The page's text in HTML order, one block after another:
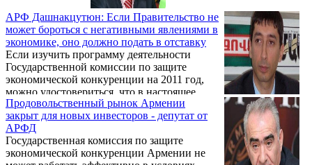
АРФ Дашнакцутюн: Если Правительство не
может бороться с негативными явлениями в
экономике, оно должно подать в отставку
Если изучить программу деятельности
Государственной комиссии по защите
экономической конкуренции на 2011 год,
можно удостовериться, что в настоящее
время в 7 из 12 изученных рынков Армении
наблюдается высокая концентрация, в
частности, на рынке сахара 100%, между
тем, наличие монополий запрещается
законами и Конституцией, заявил с трибуны
Продовольственный рынок Армении
закрыт для новых инвесторов - депутат от
АРФД
Государственная комиссия по защите
экономической конкуренции Армении не